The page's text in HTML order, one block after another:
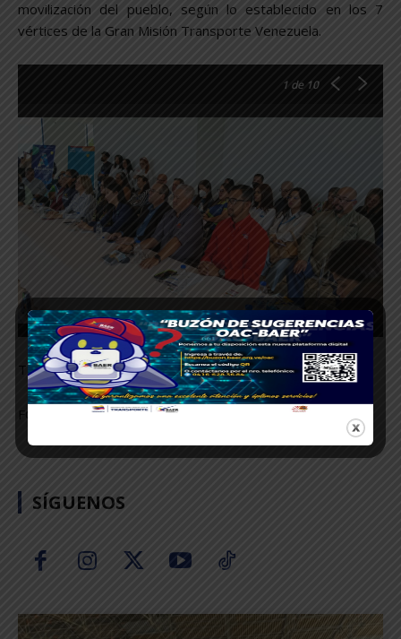
movilización del pueblo, según lo establecido en los 7
vértices de la Gran Misión Transporte Venezuela.
1 de 10
TEXTOS: Carmen Daza/ Marilyn Herrera/Jhordana Chacón.
FOTOS: Prensa BAER Porlamar y Barcelona
SÍGUENOS